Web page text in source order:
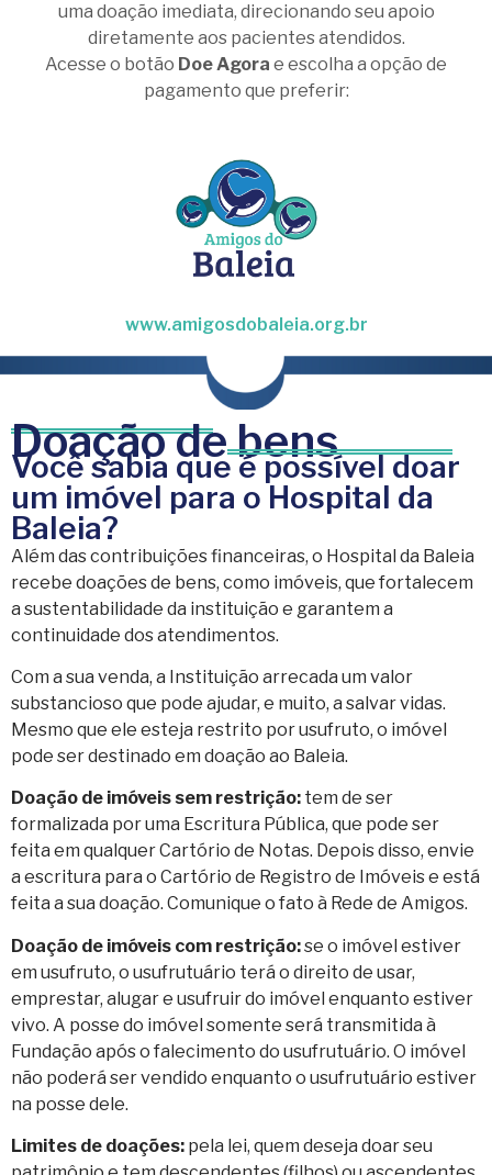
uma doação imediata, direcionando seu apoio
diretamente aos pacientes atendidos.
Acesse o botão Doe Agora e escolha a opção de
pagamento que preferir:
www.amigosdobaleia.org.br
Doação de bens
Você sabia que é possível doar
um imóvel para o Hospital da
Baleia?
Além das contribuições financeiras, o Hospital da Baleia
recebe doações de bens, como imóveis, que fortalecem
a sustentabilidade da instituição e garantem a
continuidade dos atendimentos.
Com a sua venda, a Instituição arrecada um valor
substancioso que pode ajudar, e muito, a salvar vidas.
Mesmo que ele esteja restrito por usufruto, o imóvel
pode ser destinado em doação ao Baleia.
Doação de imóveis sem restrição: tem de ser
formalizada por uma Escritura Pública, que pode ser
feita em qualquer Cartório de Notas. Depois disso, envie
a escritura para o Cartório de Registro de Imóveis e está
feita a sua doação. Comunique o fato à Rede de Amigos.
Doação de imóveis com restrição:se o imóvel estiver
em usufruto, o usufrutuário terá o direito de usar,
emprestar, alugar e usufruir do imóvel enquanto estiver
vivo. A posse do imóvel somente será transmitida à
Fundação após o falecimento do usufrutuário. O imóvel
não poderá ser vendido enquanto o usufrutuário estiver
na posse dele.
Limites de doações: pela lei, quem deseja doar seu